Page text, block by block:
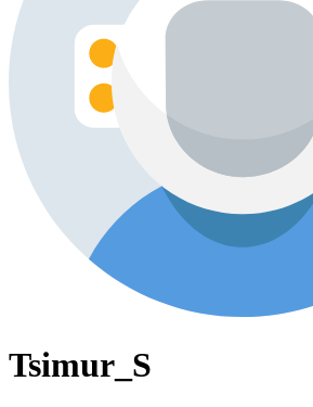
Tsimur_S